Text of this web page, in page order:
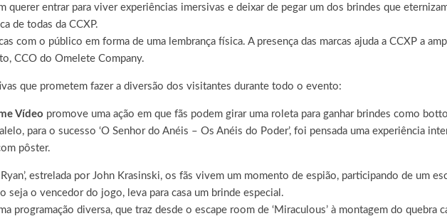
querer entrar para viver experiências imersivas e deixar de pegar um dos brindes que
de todas da CCXP.
com o público em forma de uma lembrança física. A presença das marcas ajuda a CCXP a
CCO do Omelete Company.
que prometem fazer a diversão dos visitantes durante todo o evento:
Vídeo promove uma ação em que fãs podem girar uma roleta para ganhar brindes como
para o sucesso ‘O Senhor do Anéis – Os Anéis do Poder’, foi pensada uma experiência
pôster.
estrelada por John Krasinski, os fãs vivem um momento de espião, participando de um
seja o vencedor do jogo, leva para casa um brinde especial.
programação diversa, que traz desde o escape room de ‘Miraculous’ à montagem do quebra